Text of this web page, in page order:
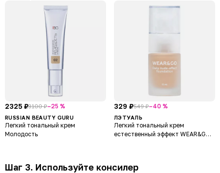
2325 ₽3100 ₽–25 %
RUSSIAN BEAUTY GURU
Легкий тональный крем
Молодость
329 ₽549 ₽–40 %
ЛЭТУАЛЬ
Легкий тональный крем
естественный эффект WEAR&GO
Шаг 3. Используйте консилер